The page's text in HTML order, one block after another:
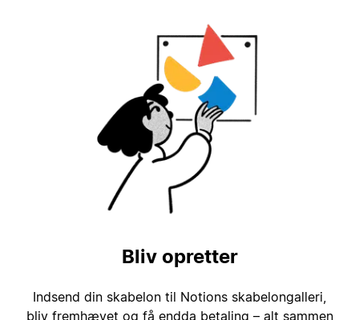
Bliv opretter
Indsend din skabelon til Notions skabelongalleri,
bliv fremhævet og få endda betaling – alt sammen